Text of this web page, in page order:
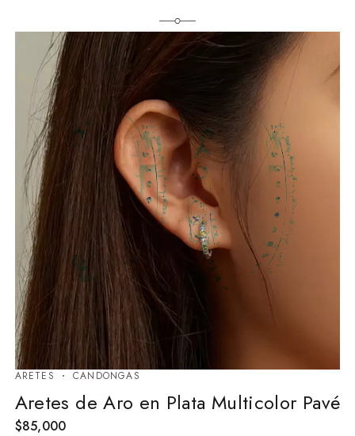
ARETES ⁠CANDONGAS
Aretes de Aro en Plata Multicolor Pavé
$85,000